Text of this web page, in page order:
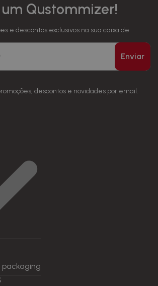
Qustommizer!
e descontos exclusivos na sua caixa de
Enviar
descontos e novidades por email.